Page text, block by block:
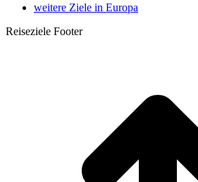
weitere Ziele in Europa
Reiseziele Footer